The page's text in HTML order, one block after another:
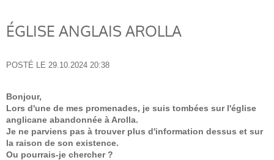
ÉGLISE ANGLAIS AROLLA
POSTÉ LE 29.10.2024 20:38
Bonjour,
Lors d'une de mes promenades, je suis tombées sur l'église
anglicane abandonnée à Arolla.
Je ne parviens pas à trouver plus d'information dessus et sur
la raison de son existence.
Ou pourrais-je chercher ?